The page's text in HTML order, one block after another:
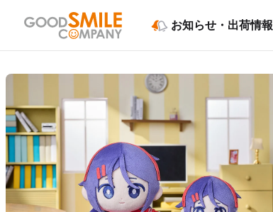
お知らせ・出荷情報